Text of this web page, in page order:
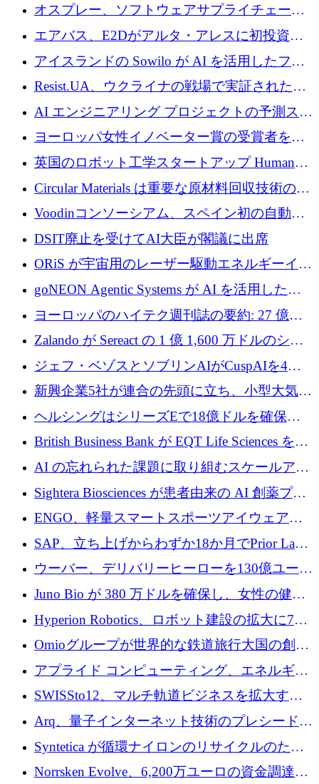
グループとしてポートフォリオを拡大し ETG
に買収
オスプレー、ソフトウェアサプライチェーン
攻撃を阻止するために265万ドルを確保
エアバス、E2Dがアルタ・アレスに初投資、
欧州防衛技術ファンドに5億ユーロを拠出
アイスランドの Sowilo が AI を活用したファ
ッション製品インテリジェンス プラットフォ
ームを拡大するためにプレシードを調達
Resist.UA、ウクライナの戦場で実証された防
衛技術を拡大するために5,000万ユーロの欧州
基金を立ち上げる
AI エンジニアリング プロジェクトの予測スタ
ートアップ Cascade が a16z アクセラレータか
らの支援を獲得
ヨーロッパ女性イノベーター賞の受賞者を紹
介します
英国のロボット工学スタートアップ Humanoid
がシリーズ A 1 億 5,200 万ドルで評価額 13 億
5,000 万ドルに到達
Circular Materials は重要な原材料回収技術の拡
張に 1,180 万ユーロを確保
Voodinコンソーシアム、スペイン初の自動木
製ブレード工場の建設にEU補助金4,800万ユ
ーロを確保
DSIT廃止を受けてAI大臣が閣議に出席
ORiS が宇宙用のレーザー駆動エネルギーイン
フラの構築に 500 万ユーロを調達
goNEON Agentic Systems が AI を活用したイ
ンフラ計画を加速するために 16 万ユーロを確
ヨーロッパのハイテク週刊誌の要約: 27 億ユ
ーロを超える 60 以上のハイテク資金調達取引
Zalando が Sereact の 1 億 1,600 万ドルのシリ
ーズ B に参加し、AI を活用した倉庫自動化を
ジェフ・ベゾスとソブリンAIがCuspAIを4億
5,000万ドルの資金調達で支援
新興企業5社が連合の先頭に立ち、小型大気質
センサーをEUのクリーンエア政策の中心に据
ヘルシングはシリーズEで18億ドルを確保、
ウーバーはデリバリー・ヒーローを130億ユー
銀行を立ち上げる
British Business Bank が EQT Life Sciences を
2,500 万ユーロのコミットメントで支援
AI の忘れられた課題に取り組むスケールアッ
プを実現: カメラロール
Sightera Biosciences が患者由来の AI 創薬プラ
ットフォームを拡大するために 300 万ユーロ
のプレシードをクローズ
ENGO、軽量スマートスポーツアイウェアの
進歩のために510万ユーロを調達
SAP、立ち上げからわずか18か月でPrior Labs
を10億ユーロ以上の契約で買収
ウーバー、デリバリーヒーローを130億ユーロ
の契約で買収、99か国にまたがるプラットフ
ォームを構築
Juno Bio が 380 万ドルを確保し、女性の健康
専用の初のシーケンスラボを開設
Hyperion Robotics、ロボット建設の拡大に740
万ドルを確保
Omioグループが世界的な鉄道旅行大国の創設
を目指してRail Europeを買収
アプライド コンピューティング、エネルギー
向け基盤 AI の拡張に 2,000 万ドルを調達
SWISSto12、マルチ軌道ビジネスを拡大する
ためにシリーズCで7,000万ドルを調達
Arq、量子インターネット技術のプレシードと
して140万ドルを確保
Syntetica が循環ナイロンのリサイクルのため
にシリーズ A で 3,000 万ドルを調達
Norrsken Evolve、6,200万ユーロの資金調達